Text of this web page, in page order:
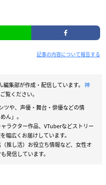
記事の内容について報告する
編集部が作成・配信しています。 神
覧ください。
ツや、声優・舞台・俳優などの情
ん」。
ラクター作品、VTuberなどストリー
幅広くお届けしています。
推し活）お役立ち情報など、女性オ
発信しています。